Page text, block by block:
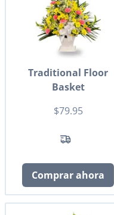
Traditional Floor
Basket
$79.95
Comprar ahora